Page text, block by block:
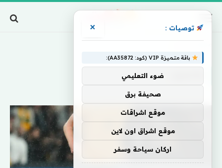
توصيات : ×
باقة متميزة VIP (كود: AA35872):
ضوء التعليمي
صحيفة برق
موقع اشراقات
موقع اشراق اون لاين
اركان سياحة وسفر